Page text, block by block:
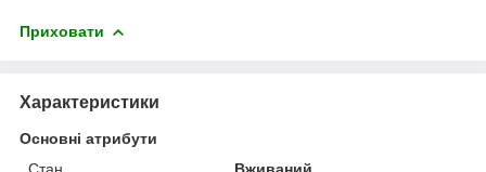
Приховати
Характеристики
Основні атрибути
Стан
Вживаний